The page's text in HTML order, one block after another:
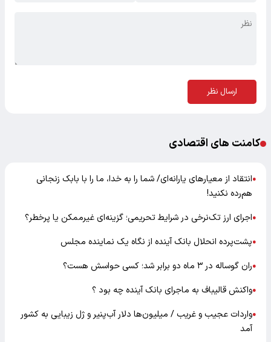
ارسال نظر
کامنت های اقتصادی
●انتقاد از معیارهای یارانه‌ای/ شما را به خدا، ما را با بابک زنجانی
هم‌رده نکنید!
●اجرای ارز تک‌نرخی در شرایط تحریمی؛ گزینه‌ای غیرممکن یا پرخطر؟
●پشت‌پرده انحلال بانک آینده از نگاه یک نماینده مجلس
●ران گوساله در ۳ ماه دو برابر شد؛ کسی حواسش هست؟
●واکنش قالیباف به ماجرای بانک آینده چه بود ؟
●واردات عجیب و غریب / میلیون‌ها دلار آب‌پنیر و ژل زیبایی به کشور
آمد